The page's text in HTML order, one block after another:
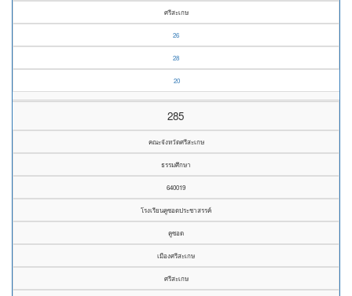
ศรีสะเกษ
26
28
20
285
คณะจังหวัดศรีสะเกษ
ธรรมศึกษา
640019
โรงเรียนคูซอดประชาสรรค์
คูซอด
เมืองศรีสะเกษ
ศรีสะเกษ